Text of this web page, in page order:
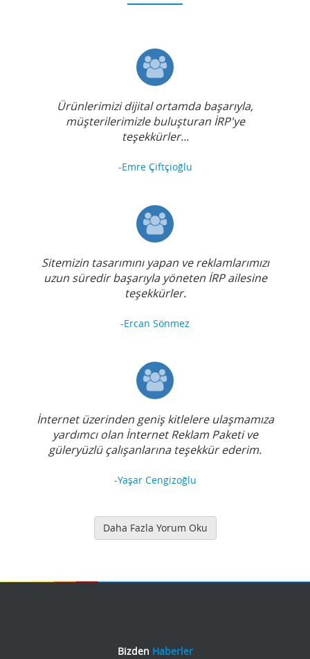
Ürünlerimizi dijital ortamda başarıyla,
müşterilerimizle buluşturan İRP'ye
teşekkürler...
-Emre Çiftçioğlu
Sitemizin tasarımını yapan ve reklamlarımızı
uzun süredir başarıyla yöneten İRP ailesine
teşekkürler.
-Ercan Sönmez
İnternet üzerinden geniş kitlelere ulaşmamıza
yardımcı olan İnternet Reklam Paketi ve
güleryüzlü çalışanlarına teşekkür ederim.
-Yaşar Cengizoğlu
Daha Fazla Yorum Oku
Bizden Haberler